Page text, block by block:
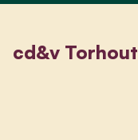
cd&v Torhout